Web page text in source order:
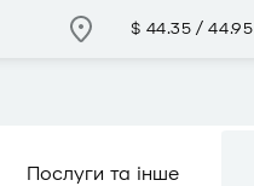
$ 44.35 /44.95
Послуги та інше